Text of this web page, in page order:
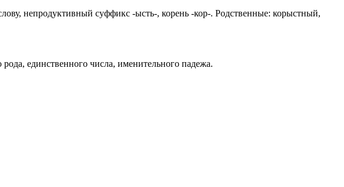
непродуктивный суффикс -ысть-, корень -кор-. Родственные: корыстный,
рода, единственного числа, именительного падежа.